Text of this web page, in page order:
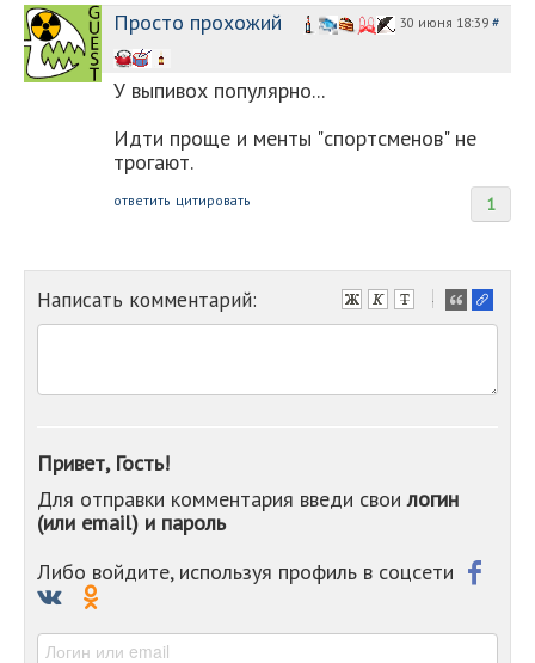
Просто прохожий 30 июня 18:39 #
У выпивох популярно...
Идти проще и менты "спортсменов" не
трогают.
1
ответить цитировать
Написать комментарий:
-
-
-
-
-
Привет, Гость!
Для отправки комментария введи своилогин
(или email) и пароль
Либо войдите, используя профиль в соцсети